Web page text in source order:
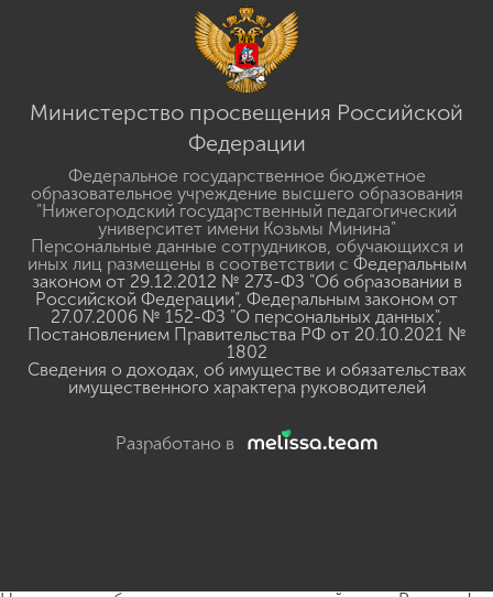
Министерство просвещения Российской
Федерации
Федеральное государственное бюджетное
образовательное учреждение высшего образования
"Нижегородский государственный педагогический
университет имени Козьмы Минина"
Персональные данные сотрудников, обучающихся и
иных лиц размещены в соответствии с Федеральным
законом от 29.12.2012 № 273-ФЗ "Об образовании в
Российской Федерации", Федеральным законом от
27.07.2006 № 152-ФЗ "О персональных данных",
Постановлением Правительства РФ от 20.10.2021 №
1802
Сведения о доходах, об имуществе и обязательствах
имущественного характера руководителей
Разработано в